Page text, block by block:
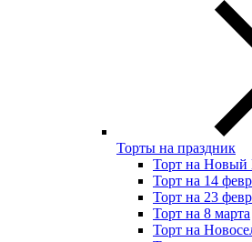
Торты на праздник
Торт на Новый
Торт на 14
Торт на 23
Торт на 8 марта
Торт на